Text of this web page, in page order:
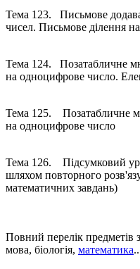
Тема 123. Письмове
чисел. Письмове ділення
Тема 124. Позатабличне
на одноцифрове число.
Тема 125. Позатабличне
на одноцифрове число
Тема 126. Підсумковий
шляхом повторного
математичних завдань)
Повний перелік предметів
мова, біологія, математика